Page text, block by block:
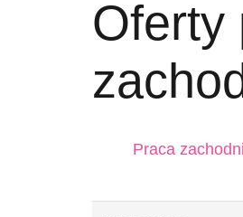
Oferty
Praca